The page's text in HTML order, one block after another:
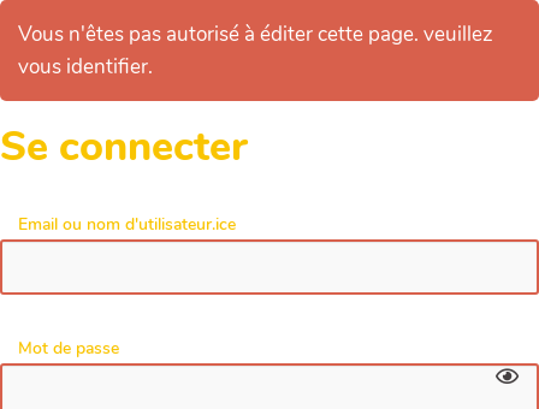
Vous n'êtes pas autorisé à éditer cette page. veuillez
vous identifier.
Se connecter
Email ou nom d'utilisateur.ice
Mot de passe